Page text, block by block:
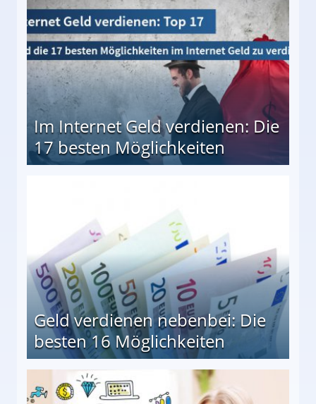
Im Internet Geld verdienen: Die
17 besten Möglichkeiten
Geld verdienen nebenbei: Die
besten 16 Möglichkeiten